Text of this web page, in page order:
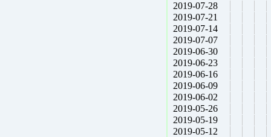
2019-07-28
2019-07-21
2019-07-14
2019-07-07
2019-06-30
2019-06-23
2019-06-16
2019-06-09
2019-06-02
2019-05-26
2019-05-19
2019-05-12